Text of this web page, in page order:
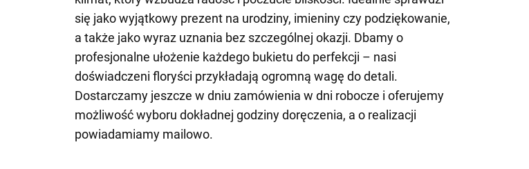
się jako wyjątkowy prezent na urodziny, imieniny czy podziękowanie,
a także jako wyraz uznania bez szczególnej okazji. Dbamy o
profesjonalne ułożenie każdego bukietu do perfekcji – nasi
doświadczeni floryści przykładają ogromną wagę do detali.
Dostarczamy jeszcze w dniu zamówienia w dni robocze i oferujemy
możliwość wyboru dokładnej godziny doręczenia, a o realizacji
powiadamiamy mailowo.